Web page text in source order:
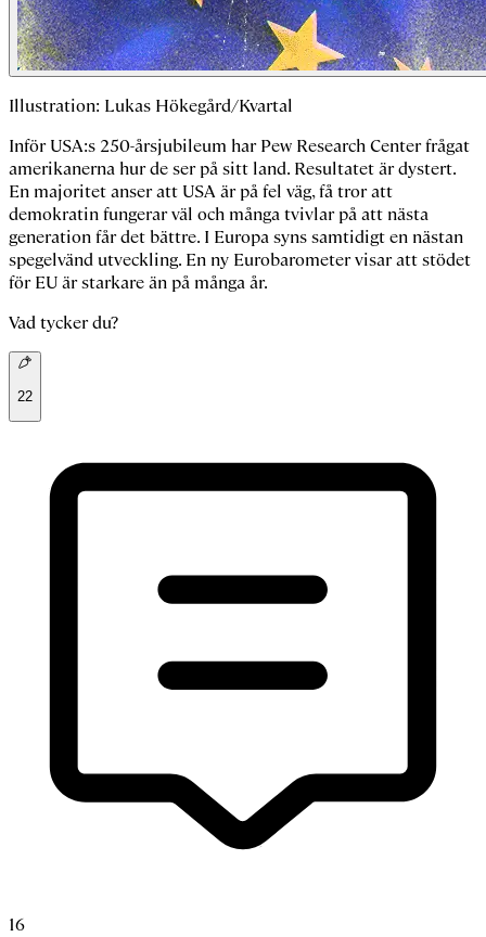
Illustration: Lukas Hökegård/Kvartal
Inför USA:s 250-årsjubileum har Pew Research Center frågat
amerikanerna hur de ser på sitt land. Resultatet är dystert.
En majoritet anser att USA är på fel väg, få tror att
demokratin fungerar väl och många tvivlar på att nästa
generation får det bättre. I Europa syns samtidigt en nästan
spegelvänd utveckling. En ny Eurobarometer visar att stödet
för EU är starkare än på många år.
Vad tycker du?
22
16